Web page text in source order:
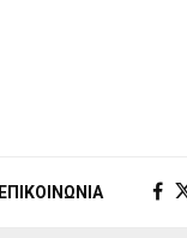
ΕΠΙΚΟΙΝΩΝΊΑ